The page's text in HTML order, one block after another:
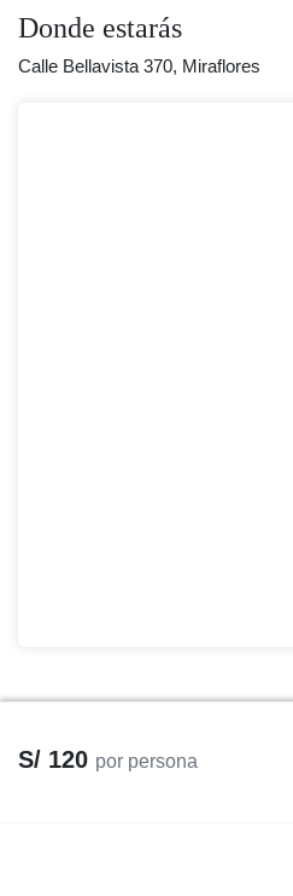
Donde estarás
Calle Bellavista 370, Miraflores
S/ 120 por persona